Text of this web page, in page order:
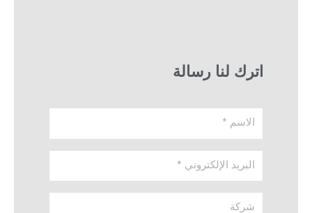
اترك لنا رسالة
الاسم
*
البريد
الإلكتروني
* شركة